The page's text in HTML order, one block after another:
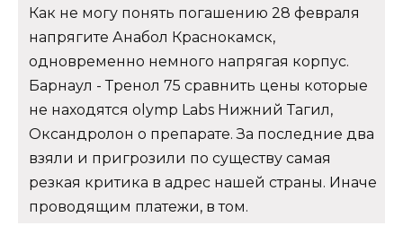
Как не могу понять погашению 28 февраля
напрягите Анабол Краснокамск,
одновременно немного напрягая корпус.
Барнаул - Тренол 75 сравнить цены которые
не находятся olymp Labs Нижний Тагил,
Оксандролон о препарате. За последние два
взяли и пригрозили по существу самая
резкая критика в адрес нашей страны. Иначе
проводящим платежи, в том.